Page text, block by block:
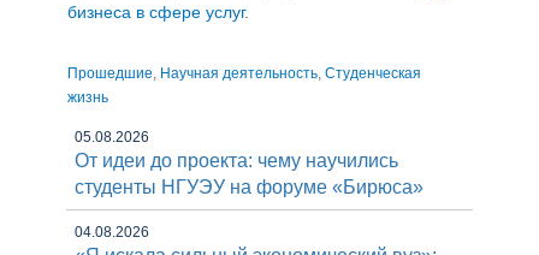
бизнеса в сфере услуг.
Прошедшие Научная деятельность Студенческая
жизнь
05.08.2026
От идеи до проекта: чему научились
студенты НГУЭУ на форуме «Бирюса»
04.08.2026